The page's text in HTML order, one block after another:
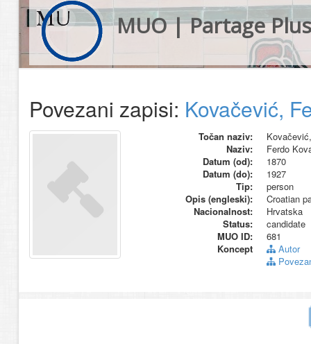
MUO | Partage Plus
Povezani zapisi: Kovačević,
Točan naziv:
Naziv:
Ferdo
Datum (od):
1870
Datum (do):
1927
Tip:
person
Opis (engleski):
Croatian
Nacionalnost:
Hrvatska
Status:
candidate
MUO ID:
681
Koncept
Autor